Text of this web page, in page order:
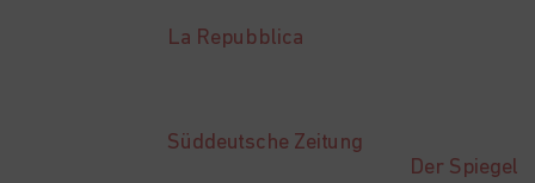
La Repubblica
Süddeutsche Zeitung
Der Spiegel